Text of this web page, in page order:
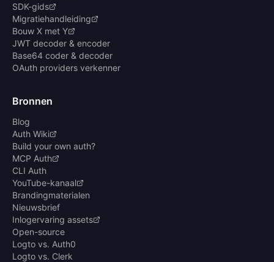
SDK-gids
Migratiehandleiding
Bouw X met Y
JWT decoder & encoder
Base64 coder & decoder
OAuth providers verkenner
Bronnen
Blog
Auth Wiki
Build your own auth?
MCP Auth
CLI Auth
YouTube-kanaal
Brandingmaterialen
Nieuwsbrief
Inlogervaring assets
Open-source
Logto vs. Auth0
Logto vs. Clerk